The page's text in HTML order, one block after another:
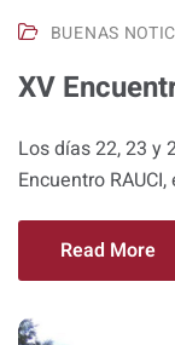
BUENAS
XV
Los días 22, 23 y
Encuentro RAUCI,
Read More